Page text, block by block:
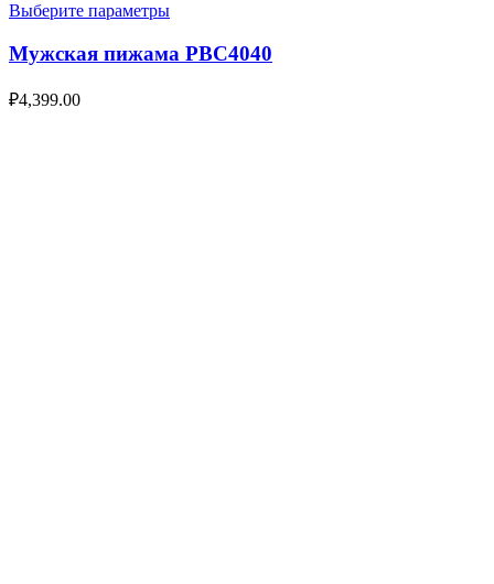
Выберите параметры
Мужская пижама PBC4040
₽4,399.00